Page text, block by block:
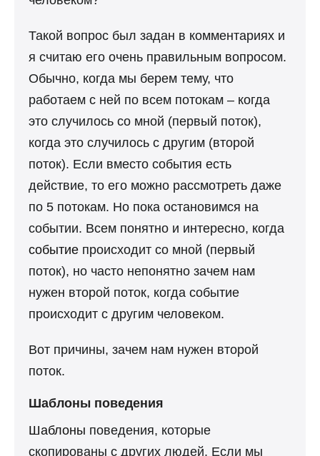
Такой вопрос был задан в комментариях и
я считаю его очень правильным вопросом.
Обычно, когда мы берем тему, что
работаем с ней по всем потокам – когда
это случилось со мной (первый поток),
когда это случилось с другим (второй
поток). Если вместо события есть
действие, то его можно рассмотреть даже
по 5 потокам. Но пока остановимся на
событии. Всем понятно и интересно, когда
событие происходит со мной (первый
поток), но часто непонятно зачем нам
нужен второй поток, когда событие
происходит с другим человеком.
Вот причины, зачем нам нужен второй
поток.
Шаблоны поведения
Шаблоны поведения, которые
скопированы с других людей. Если мы